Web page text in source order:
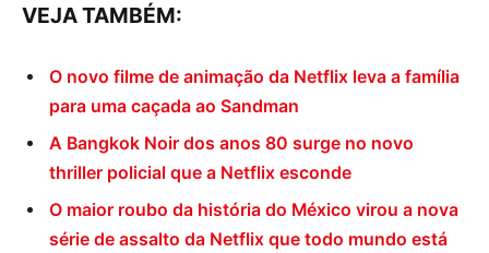
VEJA TAMBÉM:
O novo filme de animação da Netflix leva a família
para uma caçada ao Sandman
A Bangkok Noir dos anos 80 surge no novo
thriller policial que a Netflix esconde
O maior roubo da história do México virou a nova
série de assalto da Netflix que todo mundo está